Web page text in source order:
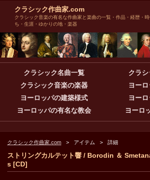
クラシック作曲家.com
クラシック音楽の有名な作曲家と楽曲の一覧・作品・経歴・
ち・生涯・ゆかりの地・楽器
クラシック名曲一覧
クラ
クラシック音楽の楽器
ヨー
ヨーロッパの建築様式
ヨー
ヨーロッパの有名な教会
ヨーロ
クラシック作曲家.com アイテム 詳細
ストリングカルテット響 / Borodin ＆
s [CD]